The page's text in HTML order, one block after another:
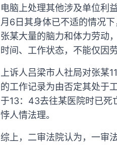
电脑上处理其他涉及单位利
月6日其身体已不适的情况
张某大量的脑力和体力劳动
时间、工作状态，不能仅因
上诉人吕梁市人社局对张某
的工作记录为由否定其处于
于13：43去往某医院时已死
悖人情法理。
综上，二审法院认为，一审